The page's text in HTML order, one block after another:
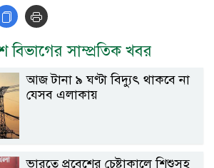
বিভাগের সাম্প্রতিক খবর
আজ টানা ৯ ঘণ্টা বিদ্যুৎ থাকবে না
যেসব এলাকায়
ভারতে প্রবেশের চেষ্টাকালে শিশুসহ